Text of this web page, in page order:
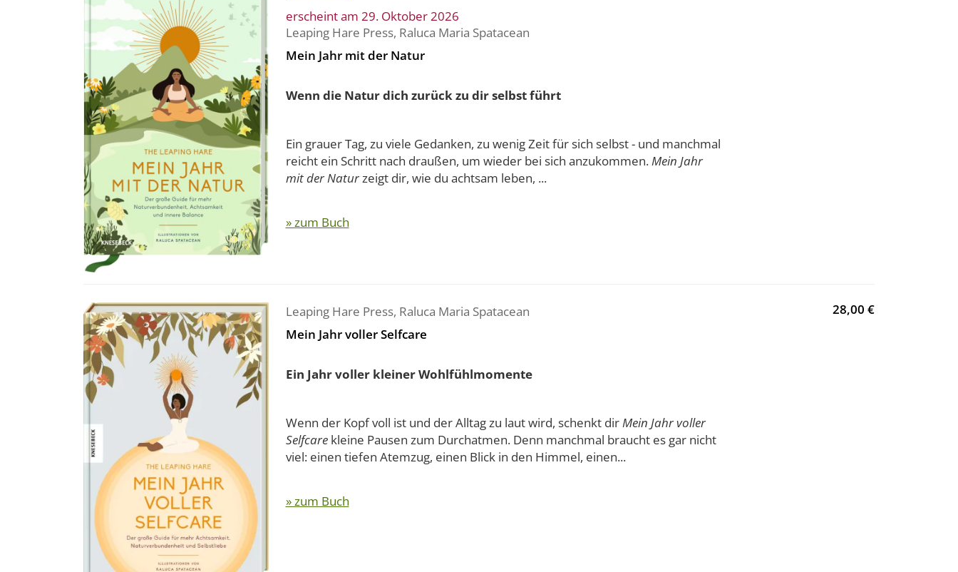
erscheint am 29. Oktober 2026
Leaping Hare Press, Raluca Maria Spatacean
Mein Jahr mit der Natur
Wenn die Natur dich zurück zu dir selbst führt
Ein grauer Tag, zu viele Gedanken, zu wenig Zeit für sich selbst - und manchmal
reicht ein Schritt nach draußen, um wieder bei sich anzukommen.Mein Jahr
mit der Naturzeigt dir, wie du achtsam leben, ...
» zum Buch
Leaping Hare Press, Raluca Maria Spatacean
Mein Jahr voller Selfcare
Ein Jahr voller kleiner Wohlfühlmomente
Wenn der Kopf voll ist und der Alltag zu laut wird, schenkt dirMein Jahr voller
Selfcarekleine Pausen zum Durchatmen. Denn manchmal braucht es gar nicht
viel: einen tiefen Atemzug, einen Blick in den Himmel, einen...
» zum Buch
28,00 €